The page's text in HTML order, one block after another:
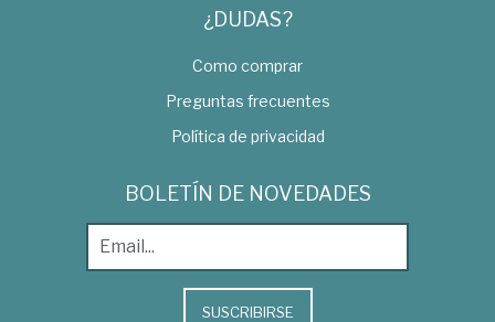
¿DUDAS?
Como comprar
Preguntas frecuentes
Política de privacidad
BOLETÍN DE NOVEDADES
SUSCRIBIRSE